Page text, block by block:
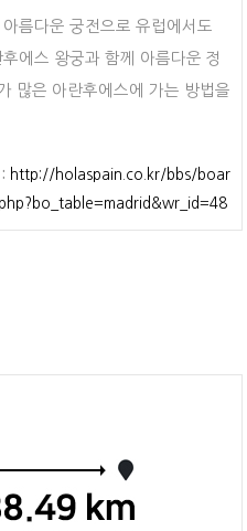
름다운 궁전으로 유럽에서도
에스 왕궁과 함께 아름다운 정
많은 아란후에스에 가는 방법을
http://holaspain.co.kr/bbs/boar